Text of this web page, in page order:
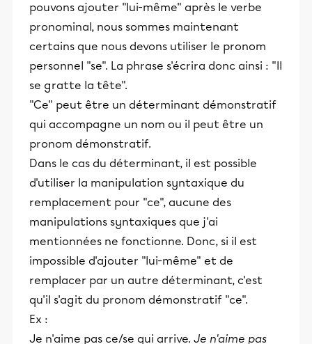
pouvons ajouter "lui-même" après le verbe
pronominal, nous sommes maintenant
certains que nous devons utiliser le pronom
personnel "se". La phrase s'écrira donc ainsi : "Il
se gratte la tête".
"Ce" peut être un déterminant démonstratif
qui accompagne un nom ou il peut être un
pronom démonstratif.
Dans le cas du déterminant, il est possible
d'utiliser la manipulation syntaxique du
remplacement pour "ce", aucune des
manipulations syntaxiques que j'ai
mentionnées ne fonctionne. Donc, si il est
impossible d'ajouter "lui-même" et de
remplacer par un autre déterminant, c'est
qu'il s'agit du pronom démonstratif "ce".
Ex :
Je n'aime pas ce/se qui arrive. Je n'aime pas